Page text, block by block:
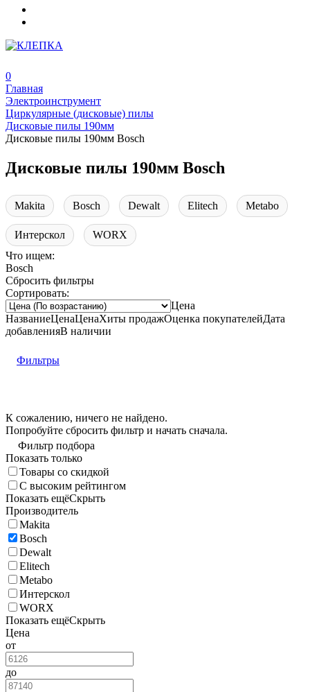
0
Главная
Электроинструмент
Циркулярные (дисковые) пилы
Дисковые пилы 190мм
Дисковые пилы 190мм Bosch
Дисковые пилы 190мм Bosch
Makita Bosch Dewalt Elitech Metabo
Интерскол
WORX
Что ищем:
Bosch
Сбросить фильтры
Сортировать:
Цена
НазваниеЦенаЦенаХиты продажОценка покупателейДата
добавленияВ наличии
Фильтры
К сожалению, ничего не найдено.
Попробуйте сбросить фильтр и начать сначала.
Фильтр подбора
Показать только
Товары со скидкой
С высоким рейтингом
Показать ещёСкрыть
Производитель
Makita
Bosch
Dewalt
Elitech
Metabo
Интерскол
WORX
Показать ещёСкрыть
Цена
от
до